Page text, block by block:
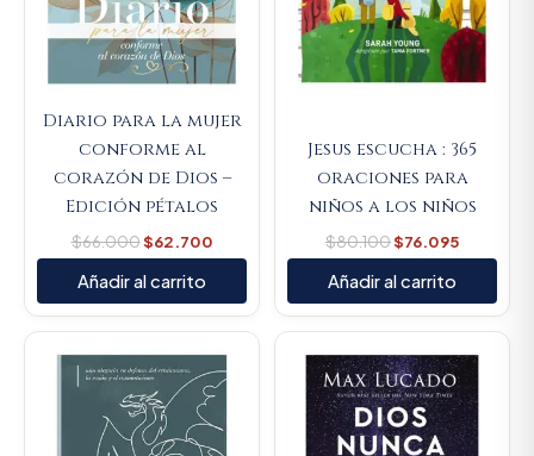
Diario para la mujer
conforme al
corazón de Dios –
Edición pétalos
$66.000$62.700
Añadir al carrito
Jesus escucha : 365
oraciones para
niños a los niños
$80.100$76.095
Añadir al carrito
price
was:
$74.100.
Current
price
is:
$70.395.
price
was:
$70.400.
Current
price